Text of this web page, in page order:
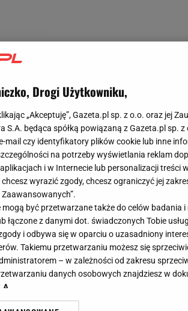
Drogi Użytkowniku,
„Akceptuję”, Gazeta.pl sp. z o.o. oraz jej
S.A. będąca spółką powiązaną z Gazeta.pl sp.
mail czy identyfikatory plików cookie lub inne
na potrzeby wyświetlania reklam
i w Internecie lub personalizacji treści
wyrazić zgody, chcesz ograniczyć jej
mogą być przetwarzane także do celów
łączone z danymi dot. świadczonych Tobie
i odbywa się w oparciu o uzasadniony
Takiemu przetwarzaniu możesz się
– w zależności od zakresu
danych osobowych znajdziesz w